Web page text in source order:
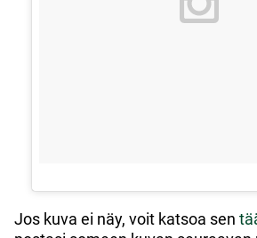
Jos kuva ei näy, voit katsoa sen